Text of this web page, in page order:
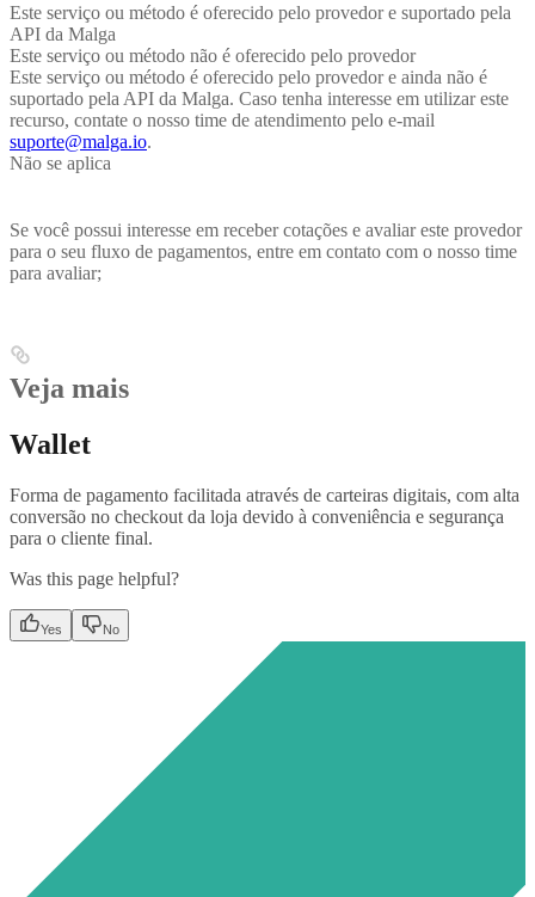
Este serviço ou método é oferecido pelo provedor e suportado pela
API da Malga
Este serviço ou método não é oferecido pelo provedor
Este serviço ou método é oferecido pelo provedor e ainda não é
suportado pela API da Malga. Caso tenha interesse em utilizar este
recurso, contate o nosso time de atendimento pelo e-mail
suporte@malga.io.
Não se aplica
Se você possui interesse em receber cotações e avaliar este provedor
para o seu fluxo de pagamentos, entre em contato com o nosso time
para avaliar;
Veja mais
Wallet
Forma de pagamento facilitada através de carteiras digitais, com alta
conversão no checkout da loja devido à conveniência e segurança
para o cliente final.
Was this page helpful?
Yes No